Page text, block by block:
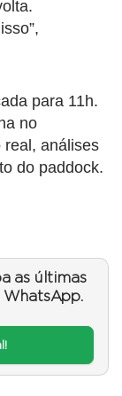
para 11h.
no
real, análises
do paddock.
as últimas
WhatsApp.